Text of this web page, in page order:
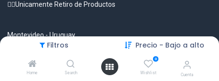
Filtros Precio - Bajo a alto
Home Search
0
Wishlist Cuenta
☝🏻Unicamente Retiro de Productos
Montevideo - Uruguay
ventas@backup.uy